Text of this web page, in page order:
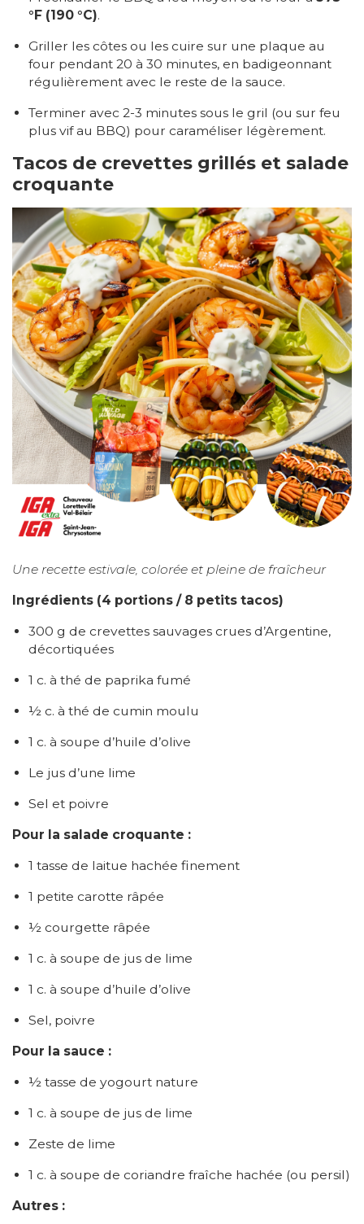
°F (190 °C).
Griller les côtes ou les cuire sur une plaque au
four pendant 20 à 30 minutes, en badigeonnant
régulièrement avec le reste de la sauce.
Terminer avec 2-3 minutes sous le gril (ou sur feu
plus vif au BBQ) pour caraméliser légèrement.
Tacos de crevettes grillés et salade
croquante
Une recette estivale, colorée et pleine de fraîcheur
Ingrédients (4 portions / 8 petits tacos)
300 g de crevettes sauvages crues d’Argentine,
décortiquées
1 c. à thé de paprika fumé
½ c. à thé de cumin moulu
1 c. à soupe d’huile d’olive
Le jus d’une lime
Sel et poivre
Pour la salade croquante :
1 tasse de laitue hachée finement
1 petite carotte râpée
½ courgette râpée
1 c. à soupe de jus de lime
1 c. à soupe d’huile d’olive
Sel, poivre
Pour la sauce :
½ tasse de yogourt nature
1 c. à soupe de jus de lime
Zeste de lime
1 c. à soupe de coriandre fraîche hachée (ou persil)
Autres :